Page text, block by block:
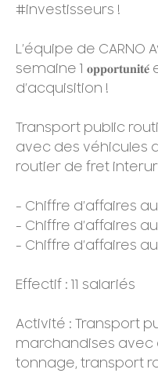
#investisseurs !
L’équipe de
semaine 1
d’acquisition !
Transport public
avec des véhicules
routier de fret
- Chiffre d’affaires au
- Chiffre d’affaires au
- Chiffre d’affaires au
Effectif : 11 salariés
Activité : Transport
marchandises avec
tonnage, transport